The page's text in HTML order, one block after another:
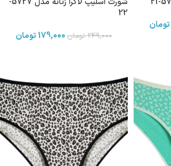
تومان
22
249,000 تومان 179,000تومان